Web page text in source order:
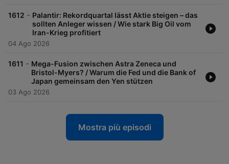
1612 - Palantir: Rekordquartal lässt Aktie steigen – das
sollten Anleger wissen / Wie stark Big Oil vom
Iran-Krieg profitiert
04 Ago 2026
1611 - Mega-Fusion zwischen Astra Zeneca und
Bristol-Myers? / Warum die Fed und die Bank of
Japan gemeinsam den Yen stützen
03 Ago 2026
Mostra più episodi